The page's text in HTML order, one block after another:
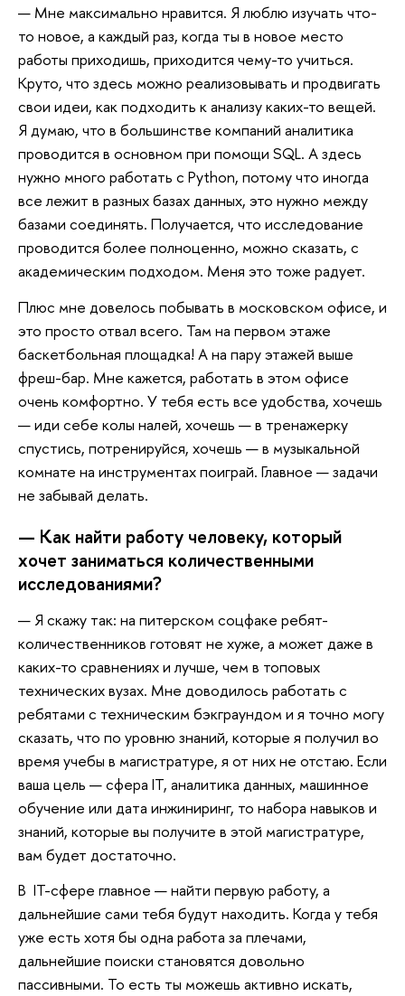
— Мне максимально нравится. Я люблю изучать что-
то новое, а каждый раз, когда ты в новое место
работы приходишь, приходится чему-то учиться.
Круто, что здесь можно реализовывать и продвигать
свои идеи, как подходить к анализу каких-то вещей.
Я думаю, что в большинстве компаний аналитика
проводится в основном при помощи SQL. А здесь
нужно много работать с Python, потому что иногда
все лежит в разных базах данных, это нужно между
базами соединять. Получается, что исследование
проводится более полноценно, можно сказать, с
академическим подходом. Меня это тоже радует.
Плюс мне довелось побывать в московском офисе, и
это просто отвал всего. Там на первом этаже
баскетбольная площадка! А на пару этажей выше
фреш-бар. Мне кажется, работать в этом офисе
очень комфортно. У тебя есть все удобства, хочешь
— иди себе колы налей, хочешь — в тренажерку
спустись, потренируйся, хочешь — в музыкальной
комнате на инструментах поиграй. Главное — задачи
не забывай делать.
— Как найти работу человеку, который
хочет заниматься количественными
исследованиями?
— Я скажу так: на питерском соцфаке ребят-
количественников готовят не хуже, а может даже в
каких-то сравнениях и лучше, чем в топовых
технических вузах. Мне доводилось работать с
ребятами с техническим бэкграундом и я точно могу
сказать, что по уровню знаний, которые я получил во
время учебы в магистратуре, я от них не отстаю. Если
ваша цель — сфера IT, аналитика данных, машинное
обучение или дата инжиниринг, то набора навыков и
знаний, которые вы получите в этой магистратуре,
вам будет достаточно.
В IT-сфере главное — найти первую работу, а
дальнейшие сами тебя будут находить. Когда у тебя
уже есть хотя бы одна работа за плечами,
дальнейшие поиски становятся довольно
пассивными. То есть ты можешь активно искать,